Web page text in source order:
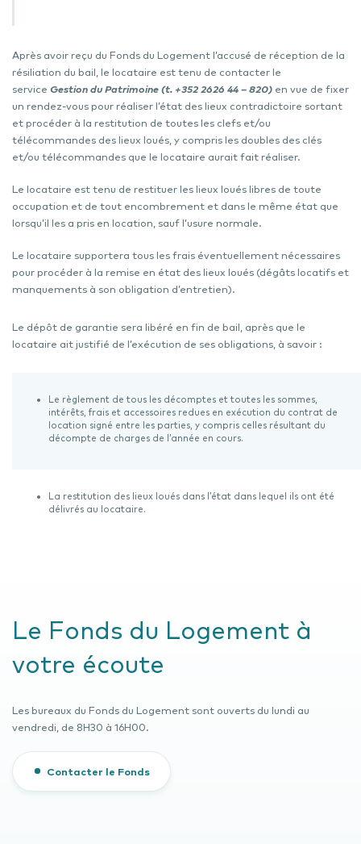
Après avoir reçu du Fonds du Logement l’accusé de réception de la
résiliation du bail, le locataire est tenu de contacter le
service Gestion du Patrimoine (t. +352 2626 44 – 820) en vue de fixer
un rendez-vous pour réaliser l’état des lieux contradictoire sortant
et procéder à la restitution de toutes les clefs et/ou
télécommandes des lieux loués, y compris les doubles des clés
et/ou télécommandes que le locataire aurait fait réaliser.
Le locataire est tenu de restituer les lieux loués libres de toute
occupation et de tout encombrement et dans le même état que
lorsqu’il les a pris en location, sauf l’usure normale.
Le locataire supportera tous les frais éventuellement nécessaires
pour procéder à la remise en état des lieux loués (dégâts locatifs et
manquements à son obligation d’entretien).
Le dépôt de garantie sera libéré en fin de bail, après que le
locataire ait justifié de l’exécution de ses obligations, à savoir :
Le règlement de tous les décomptes et toutes les sommes,
intérêts, frais et accessoires redues en exécution du contrat de
location signé entre les parties, y compris celles résultant du
décompte de charges de l’année en cours.
La restitution des lieux loués dans l’état dans lequel ils ont été
délivrés au locataire.
Le Fonds du Logement à
votre écoute
Les bureaux du Fonds du Logement sont ouverts du lundi au
vendredi, de 8H30 à 16H00.
Contacter le Fonds